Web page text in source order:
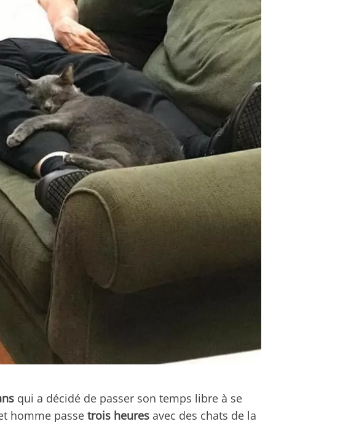
qui a décidé de passer son temps libre à se
homme passe trois heures avec des chats de la